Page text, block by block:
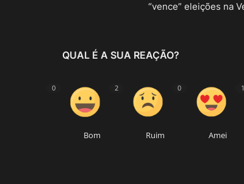
“vence” eleições na
QUAL É A SUA REAÇÃO?
0
Bom
2
Ruim
0
Amei
1